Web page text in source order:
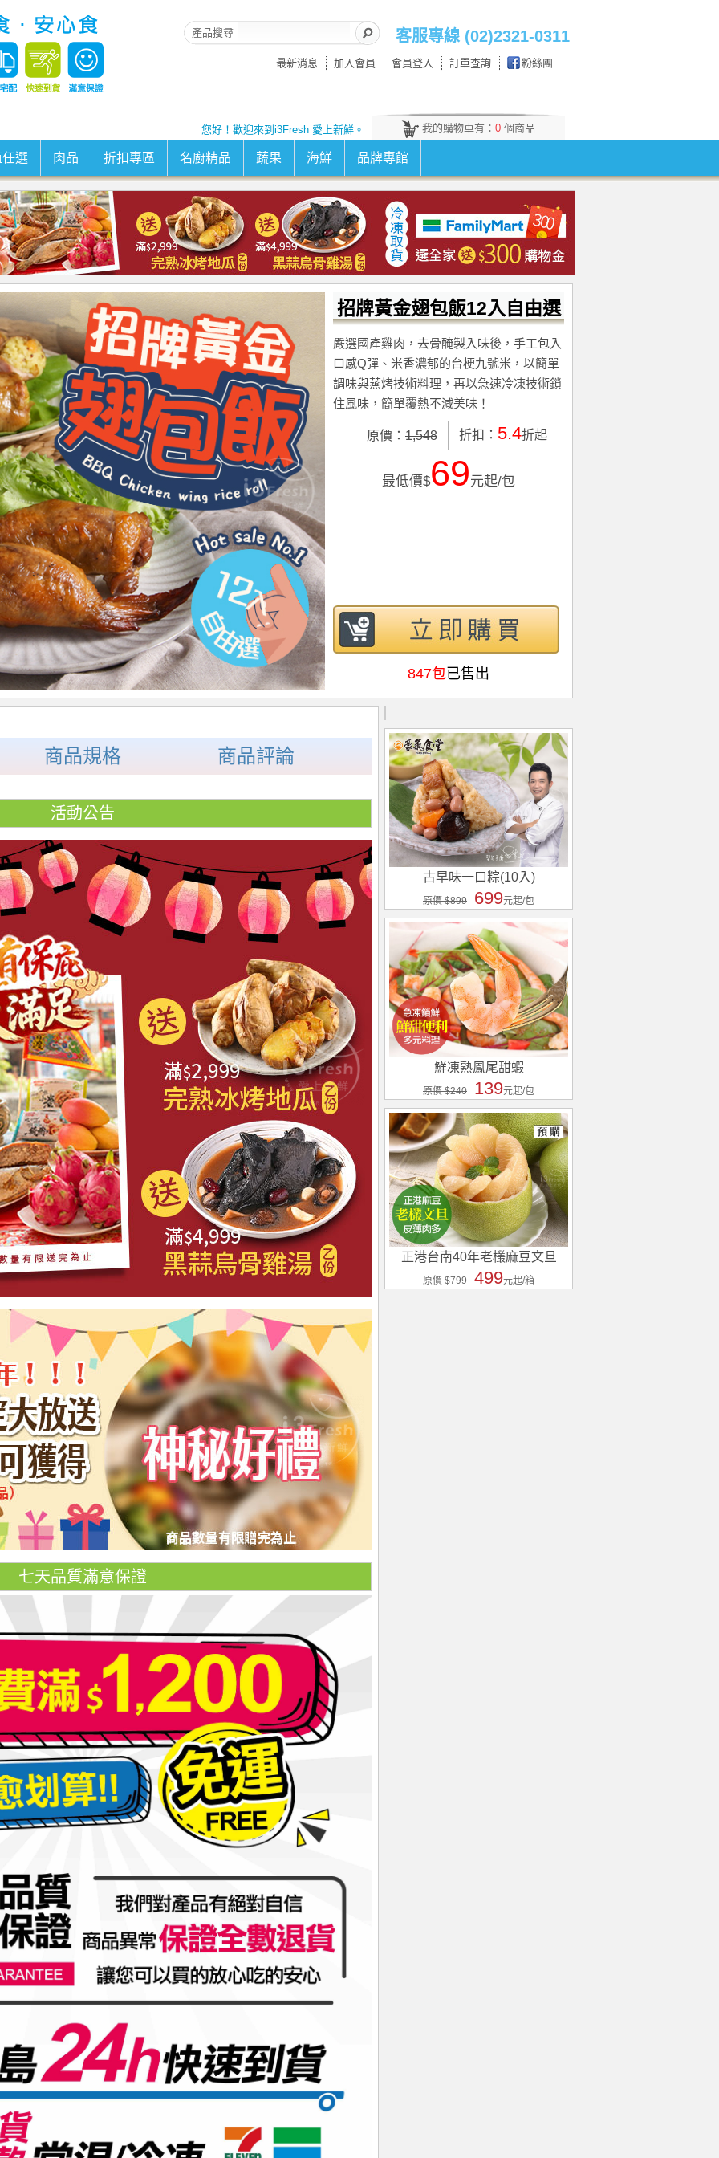
客服專線 (02)2321-0311
產品搜尋
最新消息 加入會員 會員登入 訂單查詢 粉絲團
您好！歡迎來到i3Fresh 愛上新鮮。 我的購物車有： 0 個商品
選 肉品 折扣專區 名廚精品 蔬果 海鮮 品牌專館
招牌黃金翅包飯12入自由選
嚴選國產雞肉，去骨醃製入味後，手工包入
口感Q彈、米香濃郁的台梗九號米，以簡單
調味與蒸烤技術料理，再以急速冷凍技術鎖
住風味，簡單覆熱不減美味！
原價： 1,548 折扣： 5.4折起
最低價$69元起/包
847包已售出
商品規格 商品評論
活動公告
七天品質滿意保證
古早味一口粽(10入)
原價 $899 699元起/包
鮮凍熟鳳尾甜蝦
原價 $240 139元起/包
正港台南40年老欉麻豆文旦
原價 $799 499元起/箱